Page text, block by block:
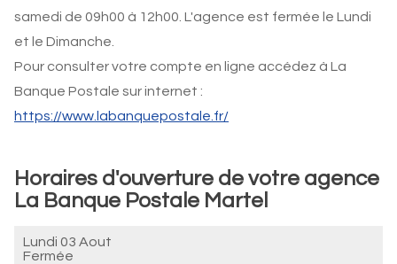
samedi de 09h00 à 12h00. L'agence est fermée le Lundi
et le Dimanche.
Pour consulter votre compte en ligne accédez à La
Banque Postale sur internet :
https://www.labanquepostale.fr/
Horaires d'ouverture de votre agence
La Banque Postale Martel
Lundi 03 Aout
Fermée